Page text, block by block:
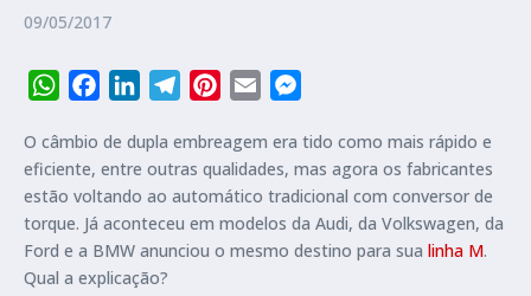
09/05/2017
WhatsAppFacebookLinkedInTelegramPinterest
Email
O câmbio de dupla embreagem era tido como mais rápido e
eficiente, entre outras qualidades, mas agora os fabricantes
estão voltando ao automático tradicional com conversor de
torque. Já aconteceu em modelos da Audi, da Volkswagen, da
Ford e a BMW anunciou o mesmo destino para sua linha M.
Qual a explicação?